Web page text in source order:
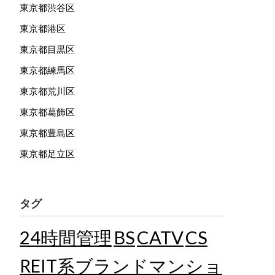
東京都渋谷区
東京都港区
東京都目黒区
東京都練馬区
東京都荒川区
東京都葛飾区
東京都豊島区
東京都足立区
タグ
24時間管理 BSCATVCS
REIT系ブランドマンショ